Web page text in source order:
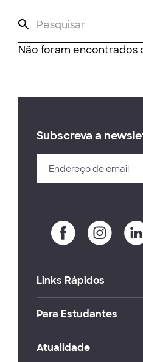
Não foram encontrados
Subscreva a
Links Rápidos
Para Estudantes
Atualidade